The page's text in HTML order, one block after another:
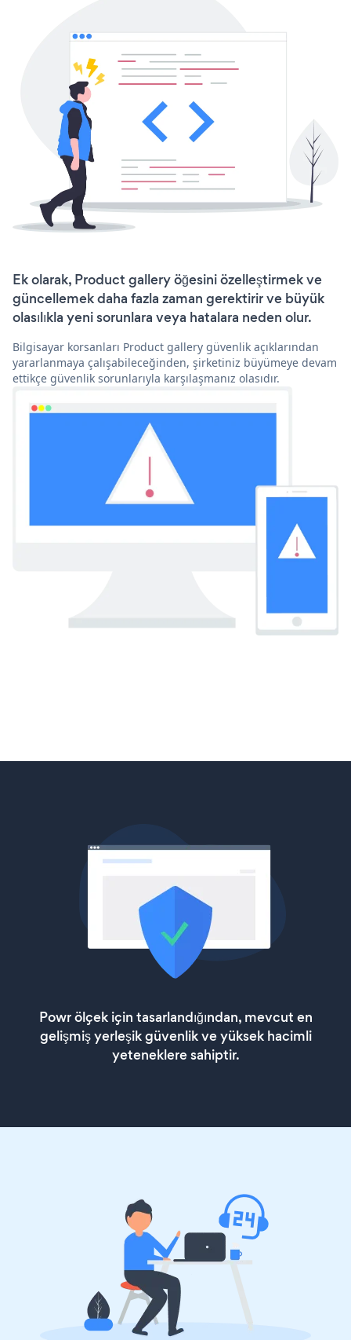
Ek olarak, Product gallery öğesini özelleştirmek ve
güncellemek daha fazla zaman gerektirir ve büyük
olasılıkla yeni sorunlara veya hatalara neden olur.
Bilgisayar korsanları Product gallery güvenlik açıklarından
yararlanmaya çalışabileceğinden, şirketiniz büyümeye devam
ettikçe güvenlik sorunlarıyla karşılaşmanız olasıdır.
Powr ölçek için tasarlandığından, mevcut en
gelişmiş yerleşik güvenlik ve yüksek hacimli
yeteneklere sahiptir.